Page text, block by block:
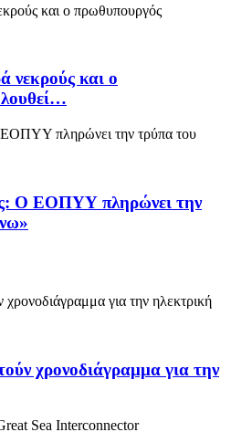
νεκρούς και ο
Ο ΕΟΠΥΥ πληρώνει την
χρονοδιάγραμμα για την